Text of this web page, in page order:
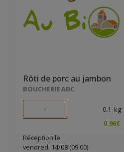
Rôti de porc au jambon
BOUCHERIE ABC
- 0.1 kg
0.96€
Réception le
vendredi 14/08 (09:00)